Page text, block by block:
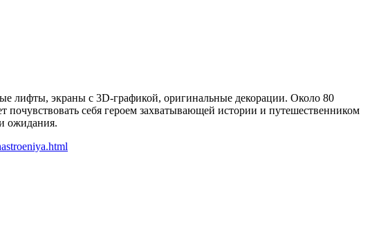
лифты, экраны с 3D-графикой, оригинальные декорации. Около 80
почувствовать себя героем захватывающей истории и путешественником
ожидания.